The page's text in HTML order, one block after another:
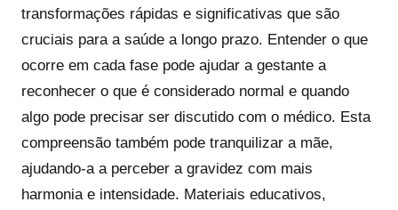
transformações rápidas e significativas que são
cruciais para a saúde a longo prazo. Entender o que
ocorre em cada fase pode ajudar a gestante a
reconhecer o que é considerado normal e quando
algo pode precisar ser discutido com o médico. Esta
compreensão também pode tranquilizar a mãe,
ajudando-a a perceber a gravidez com mais
harmonia e intensidade. Materiais educativos,